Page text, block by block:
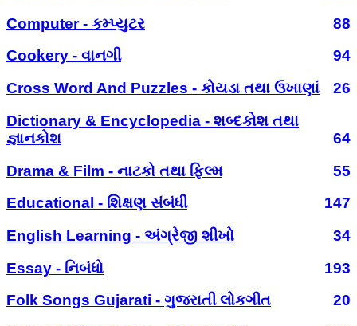
Computer - કમ્પ્યુટર
88
Cookery - વાનગી
94
Cross Word And Puzzles - કોયડા તથા ઉખાણાં
26
Dictionary & Encyclopedia - શબ્દકોશ તથા
જ્ઞાનકોશ
64
Drama & Film - નાટકો તથા ફિલ્મ
55
Educational - શિક્ષણ સંબંધી
147
English Learning - અંગ્રેજી શીખો
34
Essay - નિબંધો
193
Folk Songs Gujarati - ગુજરાતી લોકગીત
20